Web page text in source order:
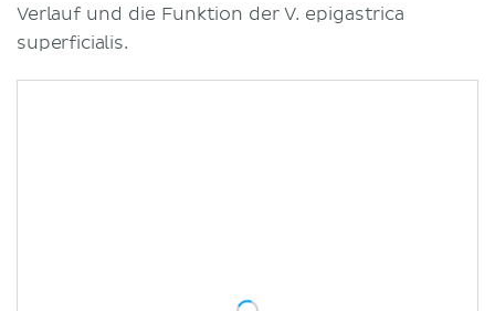
Verlauf und die Funktion der V. epigastrica
superficialis.